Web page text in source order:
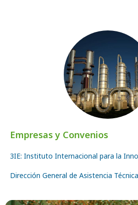
Empresas y Convenios
3IE: Instituto Internacional para la
Dirección General de Asistencia Técnica